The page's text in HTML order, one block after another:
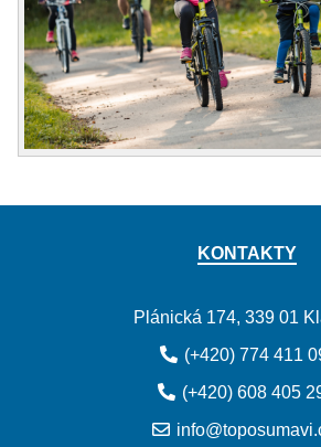
KONTAKTY
Plánická 174, 339 01
(+420) 774 411
(+420) 608 405